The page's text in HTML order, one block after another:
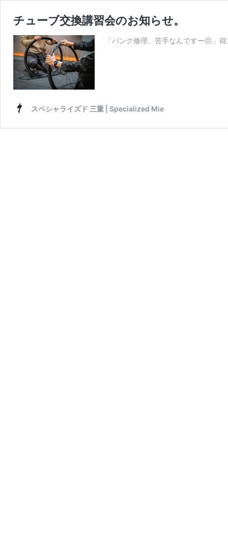
チューブ交換講習会のお知らせ。
「パンク修理、苦手なんですー😣」
スペシャライズド 三重 | Specialized Mie